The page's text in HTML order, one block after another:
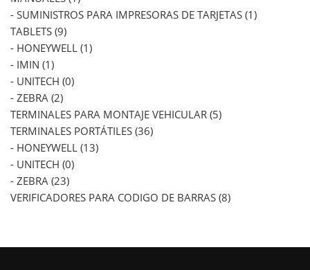
- SUMINISTROS PARA IMPRESORAS DE TARJETAS (1)
TABLETS (9)
- HONEYWELL (1)
- IMIN (1)
- UNITECH (0)
- ZEBRA (2)
TERMINALES PARA MONTAJE VEHICULAR (5)
TERMINALES PORTÁTILES (36)
- HONEYWELL (13)
- UNITECH (0)
- ZEBRA (23)
VERIFICADORES PARA CODIGO DE BARRAS (8)